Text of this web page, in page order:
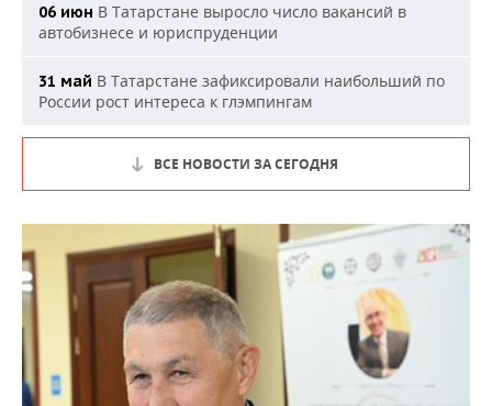
06 июн В Татарстане выросло число вакансий в
автобизнесе и юриспруденции
31 май В Татарстане зафиксировали наибольший по
России рост интереса к глэмпингам
ВСЕ НОВОСТИ ЗА СЕГОДНЯ